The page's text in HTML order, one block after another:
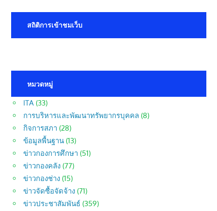
สถิติการเข้าชมเว็บ
หมวดหมู่
ITA (33)
การบริหารและพัฒนาทรัพยากรบุคคล (8)
กิจการสภา (28)
ข้อมูลพื้นฐาน (13)
ข่าวกองการศึกษา (51)
ข่าวกองคลัง (77)
ข่าวกองช่าง (15)
ข่าวจัดซื้อจัดจ้าง (71)
ข่าวประชาสัมพันธ์ (359)